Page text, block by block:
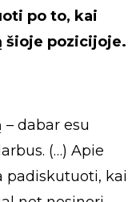
po to, kai
šioje pozicijoje.
dabar esu
(…) Apie
padiskutuoti, kai